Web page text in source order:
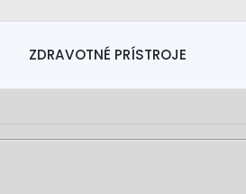
ZDRAVOTNÉ PRÍSTROJE